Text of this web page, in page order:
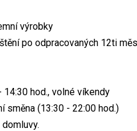
výrobky
po odpracovaných 12ti
hod., volné víkendy
směna (13:30 - 22:00 hod.)